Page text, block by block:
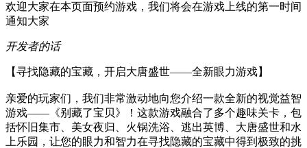
欢迎大家在本页面预约游戏，我们将会在游戏上线的第一时间
通知大家
开发者的话
【寻找隐藏的宝藏，开启大唐盛世——全新眼力游戏】
亲爱的玩家们，我们非常激动地向您介绍一款全新的视觉益智
游戏——《别藏了宝贝》！这款游戏融合了多个趣味关卡，包
括怀旧集市、美女夜归、火锅洗浴、逃出英博、大唐盛世和水
上乐园，让您的眼力和智力在寻找隐藏的宝藏中得到极致的挑